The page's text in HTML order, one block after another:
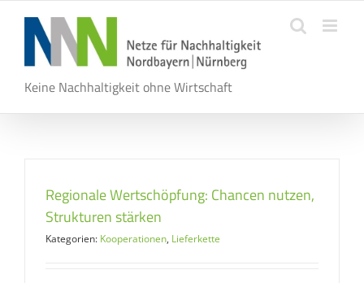
springen
Keine Nachhaltigkeit ohne Wirtschaft
Regionale Wertschöpfung: Chancen nutzen,
Strukturen stärken
Kategorien: Kooperationen, Lieferkette